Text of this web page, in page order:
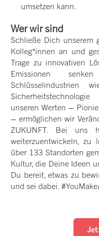
umsetzen kann.
Wer wir sind
Schließe Dich unserem
Kolleg*innen an und
Trage zu innovativen
Emissionen
Schlüsselindustrien
unseren Werten –
– ermöglichen wir
ZUKUNFT. Bei uns
weiterzuentwickeln,
über 133 Standorten
Kultur, die Deine Ideen
Du bereit, etwas zu
und sei dabei.